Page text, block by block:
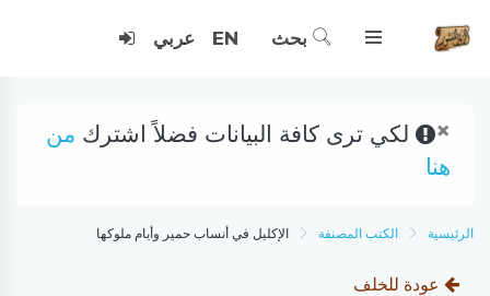
بحث EN عربي
× لكي ترى كافة البيانات فضلاً اشترك من
هنا
الرئيسية الكتب المصنفة الإكليل في أنساب حمير وأيام ملوكها
عودة للخلف